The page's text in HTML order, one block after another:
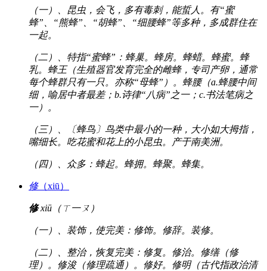
（一）、昆虫，会飞，多有毒刺，能蜇人。有“蜜
蜂”、“熊蜂”、“胡蜂”、“细腰蜂”等多种，多成群住在
一起。
（二）、特指“蜜蜂”：蜂巢。蜂房。蜂蜡。蜂蜜。蜂
乳。蜂王（生殖器官发育完全的雌蜂，专司产卵，通常
每个蜂群只有一只。亦称“母蜂”）。蜂腰（a.蜂腰中间
细，喻居中者最差；b.诗律“八病”之一；c.书法笔病之
一）。
（三）、〔蜂鸟〕鸟类中最小的一种，大小如大拇指，
嘴细长。吃花蜜和花上的小昆虫。产于南美洲。
（四）、众多：蜂起。蜂拥。蜂聚。蜂集。
修（xiū）
修xiū（ㄒ一ㄡ）
（一）、装饰，使完美：修饰。修辞。装修。
（二）、整治，恢复完美：修复。修治。修缮（修
理）。修浚（修理疏通）。修好。修明（古代指政治清